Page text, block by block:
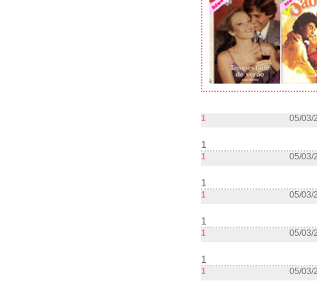
1 05/03/
1
1 05/03/
1
1 05/03/
1
1 05/03/
1
1 05/03/